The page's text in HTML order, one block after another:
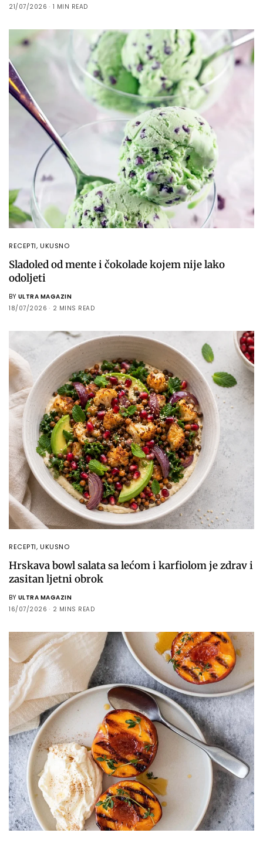
21/07/2026
1 MIN READ
RECEPTI, UKUSNO
Sladoled od mente i čokolade kojem nije lako
odoljeti
BY ULTRA MAGAZIN
18/07/2026
2 MINS READ
RECEPTI, UKUSNO
Hrskava bowl salata sa lećom i karfiolom je zdrav i
zasitan ljetni obrok
BY ULTRA MAGAZIN
16/07/2026
2 MINS READ